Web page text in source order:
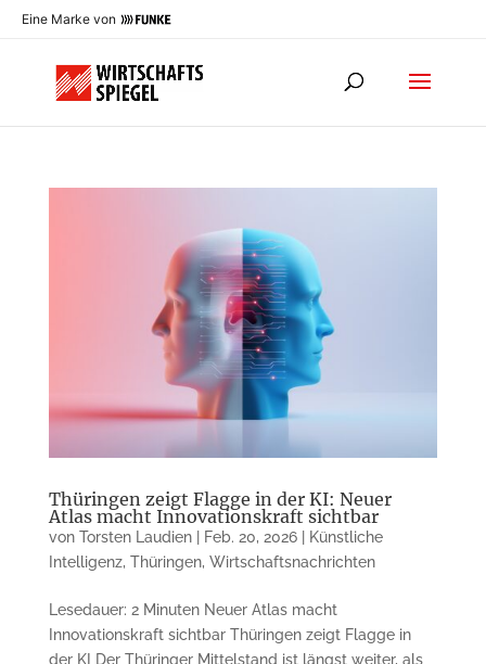
Eine Marke von
Thüringen zeigt Flagge in der KI: Neuer
Atlas macht Innovationskraft sichtbar
von Torsten Laudien| Feb. 20, 2026|
Künstliche
Intelligenz, Thüringen, Wirtschaftsnachrichten
Lesedauer: 2 Minuten Neuer Atlas macht
Innovationskraft sichtbar Thüringen zeigt Flagge in
der KI Der Thüringer Mittelstand ist längst weiter, als